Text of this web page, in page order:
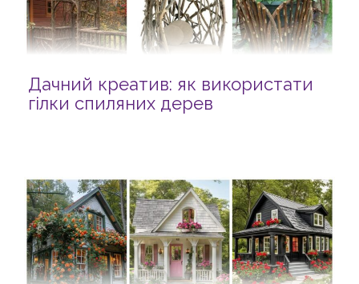
Дачний креатив: як використати
гілки спиляних дерев